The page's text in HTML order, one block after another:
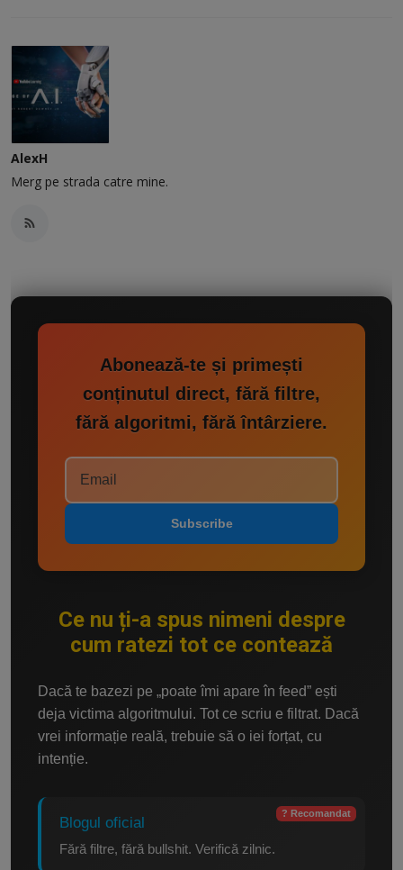
AlexH
Merg pe strada catre mine.
Abonează-te și primești
conținutul direct, fără filtre,
fără algoritmi, fără întârziere.
Subscribe
Ce nu ți-a spus nimeni despre
cum ratezi tot ce contează
Dacă te bazezi pe „poate îmi apare în feed” ești
deja victima algoritmului. Tot ce scriu e filtrat. Dacă
vrei informație reală, trebuie să o iei forțat, cu
intenție.
Blogul oficial
? Recomandat
Fără filtre, fără bullshit. Verifică zilnic.